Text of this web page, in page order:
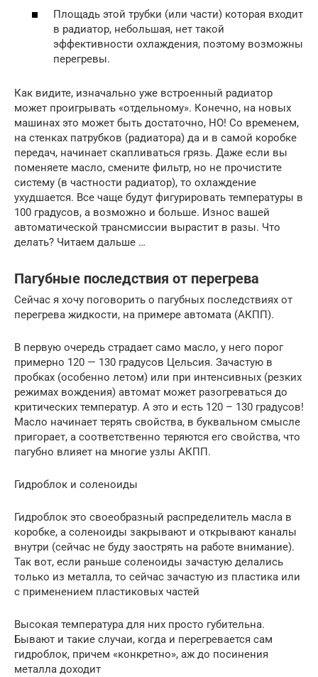
Площадь этой трубки (или части) которая входит
в радиатор, небольшая, нет такой
эффективности охлаждения, поэтому возможны
перегревы.
Как видите, изначально уже встроенный радиатор
может проигрывать «отдельному». Конечно, на новых
машинах это может быть достаточно, НО! Со временем,
на стенках патрубков (радиатора) да и в самой коробке
передач, начинает скапливаться грязь. Даже если вы
поменяете масло, смените фильтр, но не прочистите
систему (в частности радиатор), то охлаждение
ухудшается. Все чаще будут фигурировать температуры в
100 градусов, а возможно и больше. Износ вашей
автоматической трансмиссии вырастит в разы. Что
делать? Читаем дальше …
Пагубные последствия от перегрева
Сейчас я хочу поговорить о пагубных последствиях от
перегрева жидкости, на примере автомата (АКПП).
В первую очередь страдает само масло, у него порог
примерно 120 — 130 градусов Цельсия. Зачастую в
пробках (особенно летом) или при интенсивных (резких
режимах вождения) автомат может разогреваться до
критических температур. А это и есть 120 – 130 градусов!
Масло начинает терять свойства, в буквальном смысле
пригорает, а соответственно теряются его свойства, что
пагубно влияет на многие узлы АКПП.
Гидроблок и соленоиды
Гидроблок это своеобразный распределитель масла в
коробке, а соленоиды закрывают и открывают каналы
внутри (сейчас не буду заострять на работе внимание).
Так вот, если раньше соленоиды зачастую делались
только из металла, то сейчас зачастую из пластика или
с применением пластиковых частей
Высокая температура для них просто губительна.
Бывают и такие случаи, когда и перегревается сам
гидроблок, причем «конкретно», аж до посинения
металла доходит